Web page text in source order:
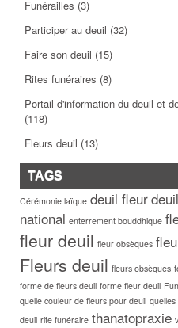
Funérailles (3)
Participer au deuil (32)
Faire son deuil (15)
Rites funéraires (8)
Portail d'information du deuil et
(118)
Fleurs deuil (13)
TAGS
Cérémonie laïque deuil fleur
national enterrement bouddhique
fleur deuil fleur obsèques
Fleurs deuil fleurs obsèques
forme de fleurs deuil forme fleur deuil
quelle couleur de fleurs pour deuil
deuil rite funéraire thanatopraxie